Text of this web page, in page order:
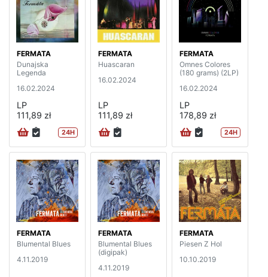
FERMATA
Dunajska
Legenda
16.02.2024
LP
111,89 zł
24H
FERMATA
Huascaran
16.02.2024
LP
111,89 zł
FERMATA
Omnes Colores
(180 grams) (2LP)
16.02.2024
LP
178,89 zł
24H
FERMATA
Blumental Blues
4.11.2019
FERMATA
Blumental Blues
(digipak)
4.11.2019
FERMATA
Piesen Z Hol
10.10.2019